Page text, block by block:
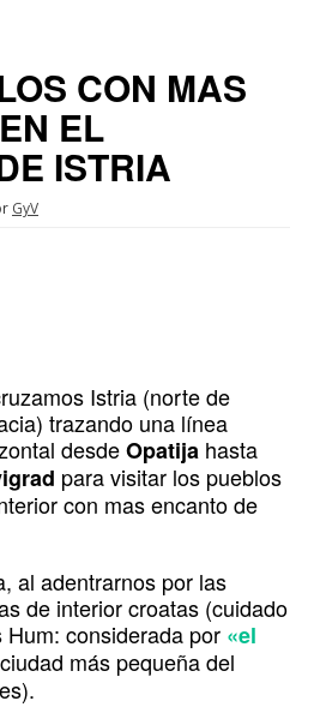
CON MAS
EL
ISTRIA
GyV
Istria (norte de
trazando una línea
desdeOpatija hasta
para visitar los pueblos
con mas encanto de
al adentrarnos por las
de interior croatas (cuidado
considerada por «el
más pequeña del